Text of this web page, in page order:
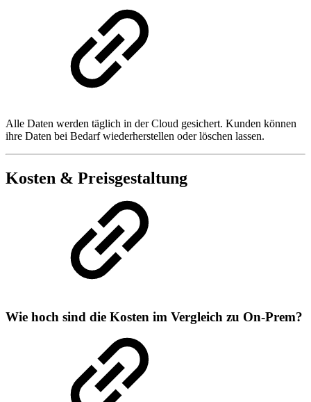
Alle Daten werden täglich in der Cloud gesichert. Kunden können
ihre Daten bei Bedarf wiederherstellen oder löschen lassen.
Kosten & Preisgestaltung
Wie hoch sind die Kosten im Vergleich zu On-Prem?